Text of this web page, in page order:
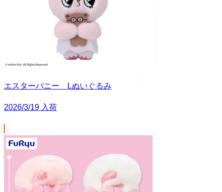
エスターバニー Lぬいぐるみ
2026/3/19 入荷